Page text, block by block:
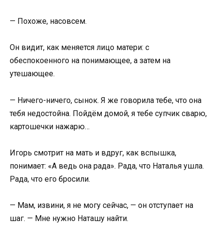
— Похоже, насовсем.
Он видит, как меняется лицо матери: с
обеспокоенного на понимающее, а затем на
утешающее.
— Ничего-ничего, сынок. Я же говорила тебе, что она
тебя недостойна. Пойдём домой, я тебе супчик сварю,
картошечки нажарю…
Игорь смотрит на мать и вдруг, как вспышка,
понимает: «А ведь она рада». Рада, что Наталья ушла.
Рада, что его бросили.
— Мам, извини, я не могу сейчас, — он отступает на
шаг. — Мне нужно Наташу найти.